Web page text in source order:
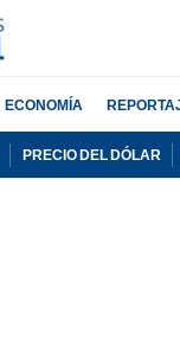
ECONOMÍA
PRECIO DEL DÓLAR